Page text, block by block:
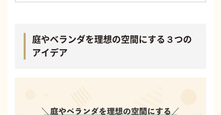
庭やベランダを理想の空間にする３つの
アイデア